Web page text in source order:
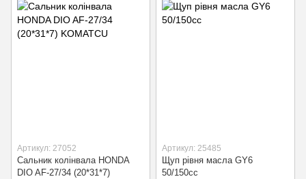
Артикул: 27052
Сальник колінвала HONDA
DIO AF-27/34 (20*31*7)
Артикул: 25485
Щуп рівня масла GY6
50/150сс